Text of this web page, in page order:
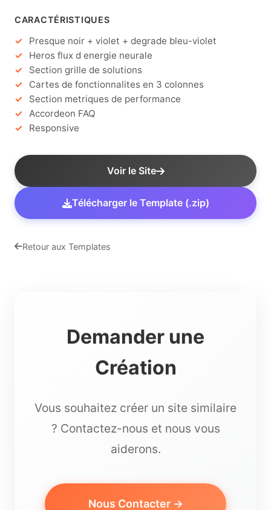
CARACTÉRISTIQUES
Presque noir + violet + degrade bleu-violet
Heros flux d energie neurale
Section grille de solutions
Cartes de fonctionnalites en 3 colonnes
Section metriques de performance
Accordeon FAQ
Responsive
Voir le Site
Télécharger le Template (.zip)
Retour aux Templates
Demander une
Création
Vous souhaitez créer un site similaire
? Contactez-nous et nous vous
aiderons.
Nous Contacter →